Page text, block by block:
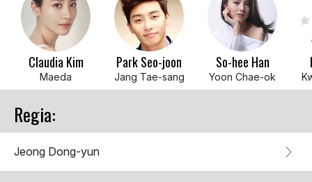
Claudia Kim
Maeda
Park Seo-joon
Jang Tae-sang
So-hee Han
Yoon Chae-ok
Regia:
Jeong Dong-yun